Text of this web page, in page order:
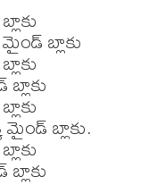
బ్లాకు
బ్లాకు
బ్లాకు.
బ్లాకు